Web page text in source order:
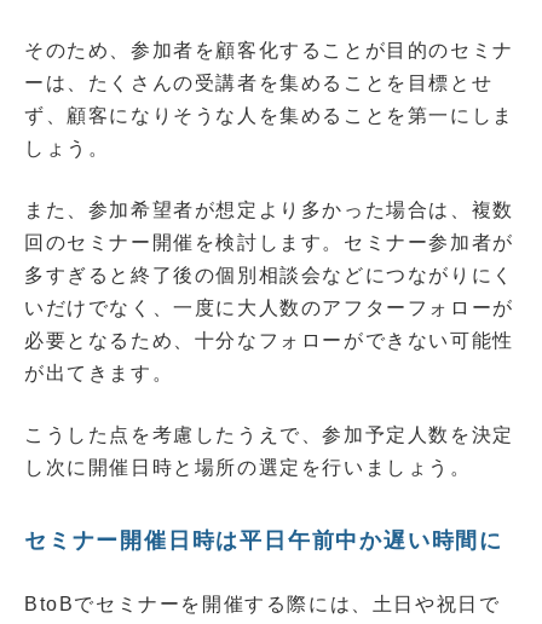
そのため、参加者を顧客化することが目的のセミナ
ーは、たくさんの受講者を集めることを目標とせ
ず、顧客になりそうな人を集めることを第一にしま
しょう。
また、参加希望者が想定より多かった場合は、複数
回のセミナー開催を検討します。セミナー参加者が
多すぎると終了後の個別相談会などにつながりにく
いだけでなく、一度に大人数のアフターフォローが
必要となるため、十分なフォローができない可能性
が出てきます。
こうした点を考慮したうえで、参加予定人数を決定
し次に開催日時と場所の選定を行いましょう。
セミナー開催日時は平日午前中か遅い時間に
BtoBでセミナーを開催する際には、土日や祝日で